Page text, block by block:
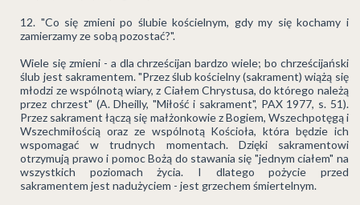
"Co się zmieni po ślubie kościelnym, gdy my się kochamy i
zamierzamy ze sobą pozostać?".
Wiele się zmieni - a dla chrześcijan bardzo wiele; bo chrześcijański
ślub jest sakramentem. "Przez ślub kościelny (sakrament) wiążą się
młodzi ze wspólnotą wiary, z Ciałem Chrystusa, do którego należą
przez chrzest" (A. Dheilly, "Miłość i sakrament", PAX 1977, s. 51).
Przez sakrament łączą się małżonkowie z Bogiem, Wszechpotęgą i
Wszechmiłością oraz ze wspólnotą Kościoła, która będzie ich
wspomagać w trudnych momentach. Dzięki sakramentowi
otrzymują prawo i pomoc Bożą do stawania się "jednym ciałem" na
wszystkich poziomach życia. I dlatego pożycie przed
sakramentem jest nadużyciem - jest grzechem śmiertelnym.